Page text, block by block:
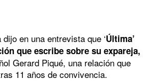
en una entrevista que ‘Última’
que escribe sobre su expareja,
Gerard Piqué, una relación que
11 años de convivencia.